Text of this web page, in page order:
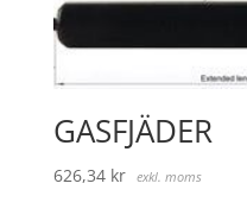
GASFJÄDER
626,34 kr exkl. moms